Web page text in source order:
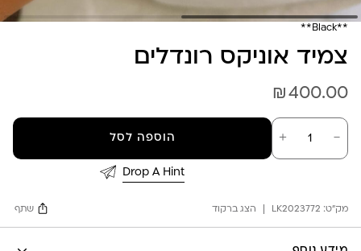
**Black**
צמיד אוניקס רונדלים
₪400.00
－
כמות
של
צמיד
＋ הוספה לסל
Drop A Hint
מק"ט: LK2023772 הצג ברקוד שתף